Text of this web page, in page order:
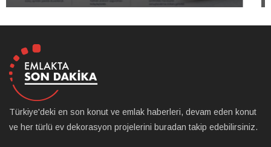
Türkiye'deki en son konut ve emlak haberleri, devam eden konut
ve her türlü ev dekorasyon projelerini buradan takip edebilirsiniz.